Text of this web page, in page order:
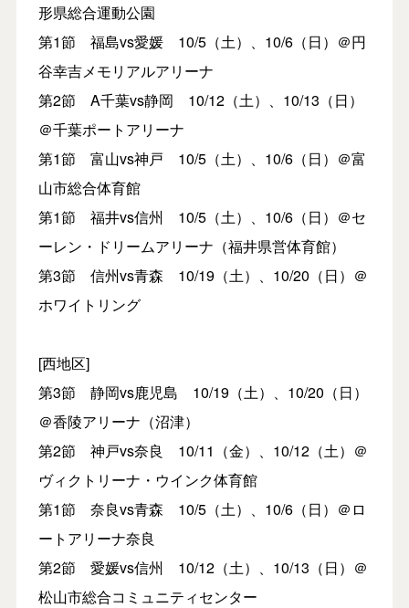
形県総合運動公園
第1節 福島vs愛媛 10/5（土）、10/6（日）＠円
谷幸吉メモリアルアリーナ
第2節 A千葉vs静岡 10/12（土）、10/13（日）
＠千葉ポートアリーナ
第1節 富山vs神戸 10/5（土）、10/6（日）＠富
山市総合体育館
第1節 福井vs信州 10/5（土）、10/6（日）＠セ
ーレン・ドリームアリーナ（福井県営体育館）
第3節 信州vs青森 10/19（土）、10/20（日）＠
ホワイトリング
[西地区]
第3節 静岡vs鹿児島 10/19（土）、10/20（日）
＠香陵アリーナ（沼津）
第2節 神戸vs奈良 10/11（金）、10/12（土）＠
ヴィクトリーナ・ウインク体育館
第1節 奈良vs青森 10/5（土）、10/6（日）＠ロ
ートアリーナ奈良
第2節 愛媛vs信州 10/12（土）、10/13（日）＠
松山市総合コミュニティセンター